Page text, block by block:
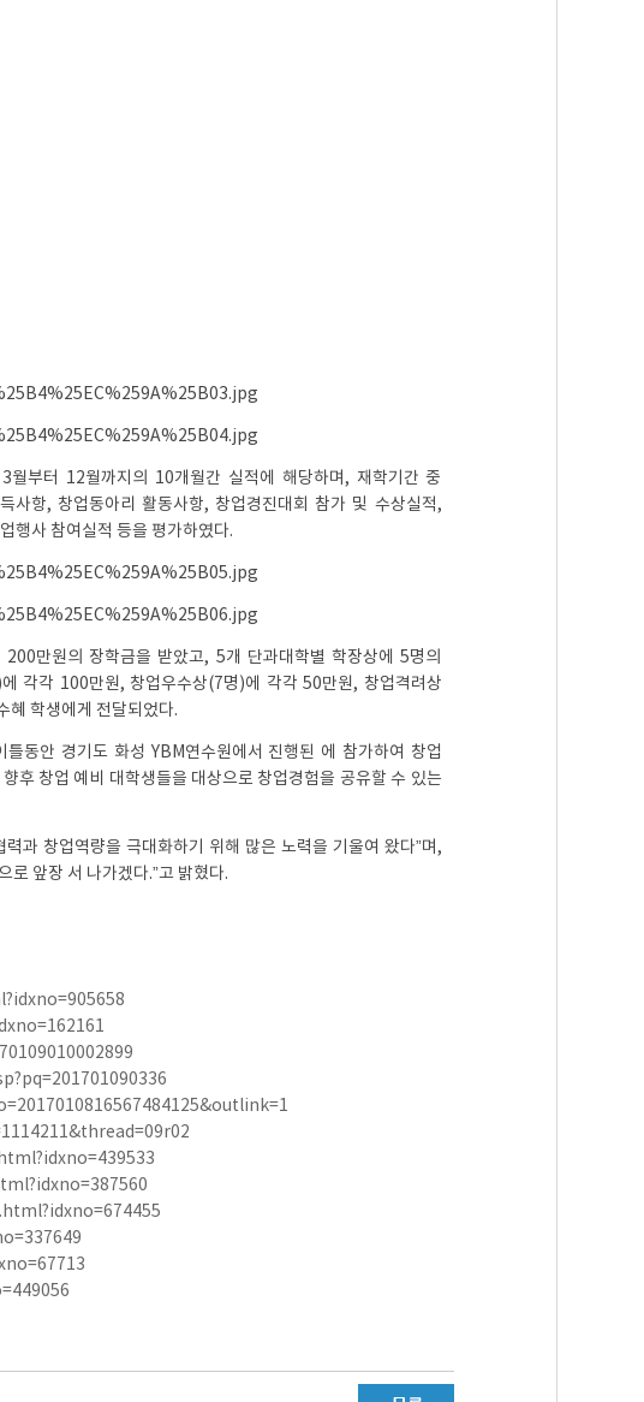
부터 12월까지의 10개월간 실적에 해당하며, 재학기간 중
사항, 창업동아리 활동사항, 창업경진대회 참가 및 수상실적,
행사 참여실적 등을 평가하였다.
만원의 장학금을 받았고, 5개 단과대학별 학장상에 5명의
각각 100만원, 창업우수상(7명)에 각각 50만원, 창업격려상
혜 학생에게 전달되었다.
동안 경기도 화성 YBM연수원에서 진행된 에 참가하여 창업
후 창업 예비 대학생들을 대상으로 창업경험을 공유할 수 있는
과 창업역량을 극대화하기 위해 많은 노력을 기울여 왔다”며,
로 앞장 서 나가겠다.”고 밝혔다.